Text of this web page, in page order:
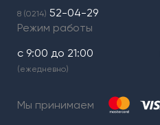
8 (0214) 52-04-29
Режим работы
с 9:00 до 21:00
(ежедневно)
Мы принимаем